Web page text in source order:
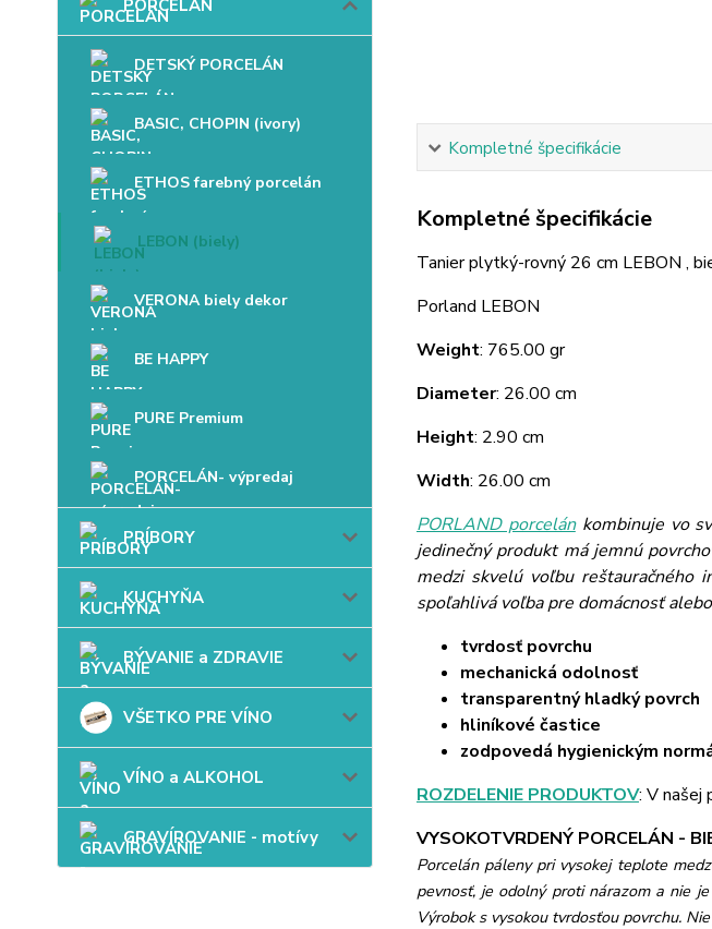
PORCELÁN
DETSKÝ PORCELÁN
BASIC, CHOPIN (ivory)
ETHOS farebný porcelán
LEBON (biely)
VERONA biely dekor
BE HAPPY
PURE Premium
PORCELÁN- výpredaj
PRÍBORY
KUCHYŇA
BÝVANIE a ZDRAVIE
VŠETKO PRE VÍNO
VÍNO a ALKOHOL
GRAVÍROVANIE - motívy
Kompletné špecifikácie
Kompletné špecifikácie
Tanier plytký-rovný 26 cm LEBON ,
Porland LEBON
Weight: 765.00 gr
Diameter: 26.00 cm
Height: 2.90 cm
Width: 26.00 cm
PORLAND porcelánkombinuje vo
jedinečný produkt má jemnú
medzi skvelú voľbu reštauračného
spoľahlivá voľba pre domácnosť
tvrdosť povrchu
mechanická odolnosť
transparentný hladký povrch
hliníkové častice
zodpovedá hygienickým
ROZDELENIE PRODUKTOV: V našej
VYSOKOTVRDENÝ PORCELÁN -
Porcelán páleny pri vysokej teplote
pevnosť, je odolný proti nárazom a nie
Výrobok s vysokou tvrdosťou povrchu.